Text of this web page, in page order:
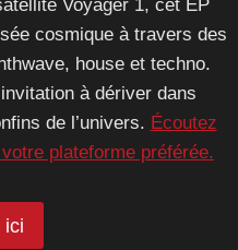
Voyager 1, cet EP
cosmique à travers des
house et techno.
à dériver dans
de l’univers. Écoutez
plateforme préférée.
ici